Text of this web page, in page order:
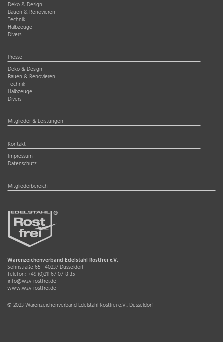
Deko & Design
Bauen & Renovieren
Technik
Halbzeuge
Divers
Presse
Deko & Design
Bauen & Renovieren
Technik
Halbzeuge
Divers
Mitglieder & Leistungen
Kontakt
Impressum
Datenschutz
Mitgliederbereich
Warenzeichenverband Edelstahl Rostfrei e.V.
Sohnstraße 65 · 40237 Düsseldorf
Telefon: +49 (0)211 67 07-8 35
info@wzv-rostfrei.de
www.wzv-rostfrei.de
© 2023 Warenzeichenverband Edelstahl Rostfrei e.V., Düsseldorf